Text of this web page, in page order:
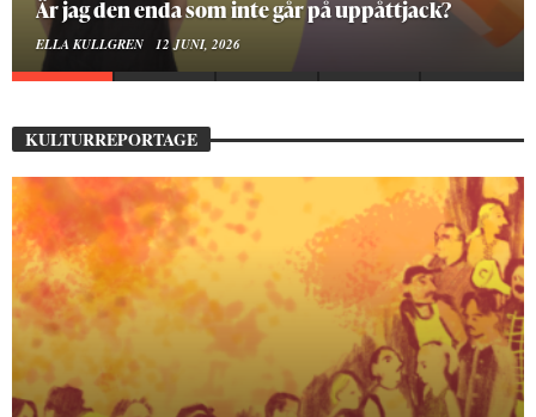
På stadsbiblioteket hittar jag det mänskliga
MOA LINDROTH 10 JUNI, 2026
KULTURREPORTAGE